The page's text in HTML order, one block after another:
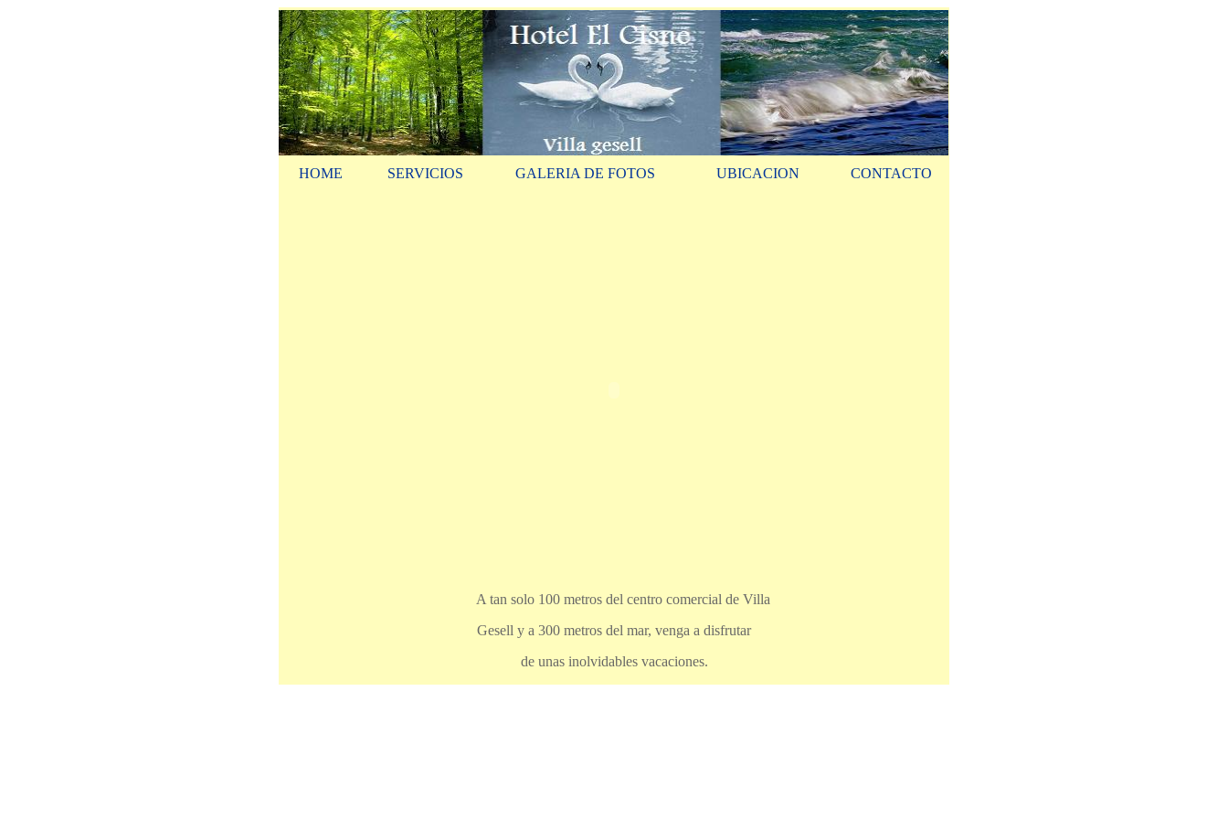
HOME SERVICIOS GALERIA DE FOTOS UBICACION CONTACTO
A tan solo 100 metros del centro comercial de Villa
Gesell y a 300 metros del mar, venga a disfrutar
de unas inolvidables vacaciones.